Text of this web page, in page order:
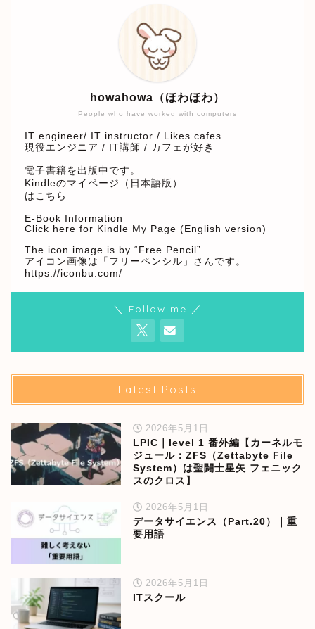
People who have worked with computers
howahowa（ほわほわ）
IT engineer/ IT instructor / Likes cafes
現役エンジニア / IT講師 / カフェが好き
電子書籍を出版中です。
Kindleのマイページ（日本語版）
はこちら
E-Book Information
Click here for Kindle My Page (English version)
The icon image is by “Free Pencil”.
アイコン画像は「フリーペンシル」さんです。
https://iconbu.com/
＼ Follow me ／
Latest Posts
2026年5月1日
LPIC｜level 1 番外編【カーネルモ
ジュール：ZFS（Zettabyte File
System）は聖闘士星矢 フェニック
スのクロス】
2026年5月1日
データサイエンス（Part.20）｜重
要用語
2026年5月1日
ITスクール